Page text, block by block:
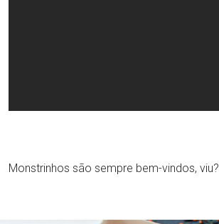
Monstrinhos são sempre bem-vindos, viu?